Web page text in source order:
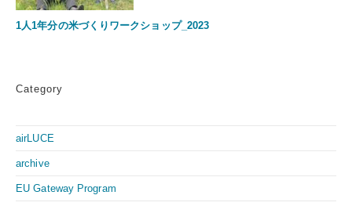
1人1年分の米づくりワークショップ_2023
Category
airLUCE
archive
EU Gateway Program